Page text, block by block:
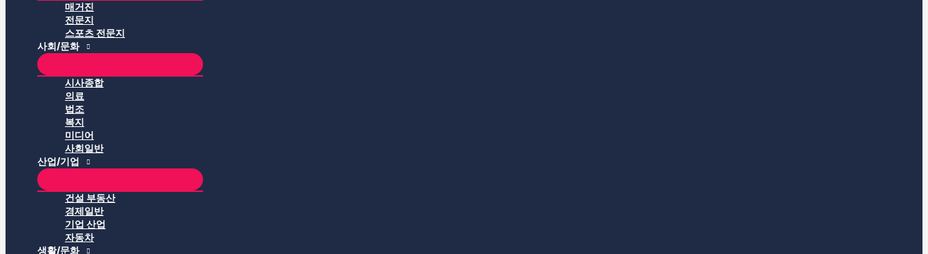
매거진
전문지
스포츠 전문지
사회/문화
시사종합
의료
법조
복지
미디어
사회일반
산업/기업
건설 부동산
경제일반
기업 산업
자동차
생활/문화